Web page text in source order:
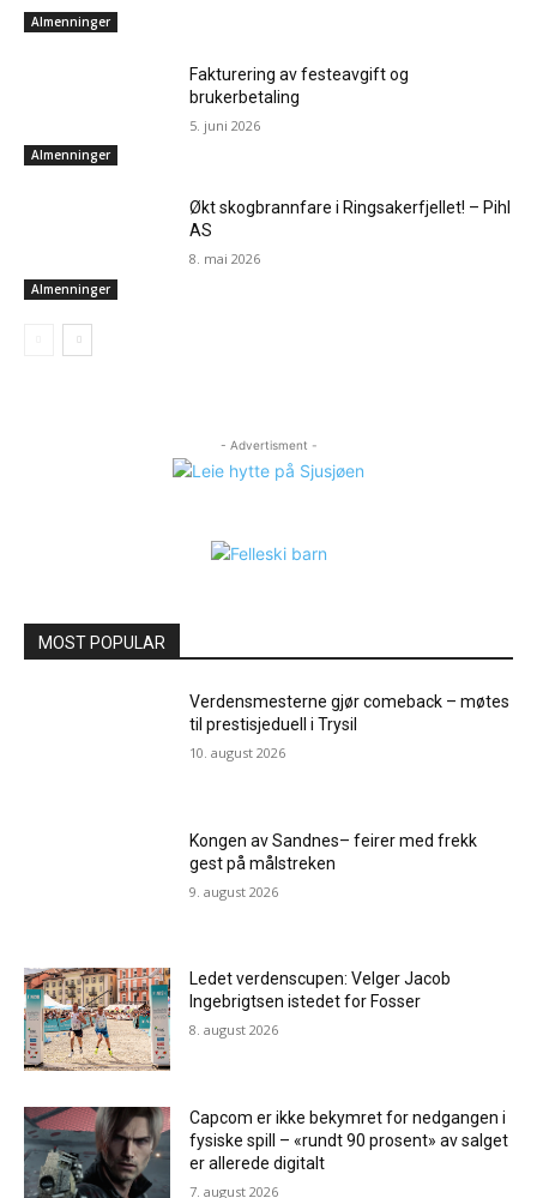
Almenninger
Almenninger
Fakturering av festeavgift og
brukerbetaling
5. juni 2026
Almenninger
Økt skogbrannfare i Ringsakerfjellet! – Pihl
AS
8. mai 2026
- Advertisment -
MOST POPULAR
Verdensmesterne gjør comeback – møtes
til prestisjeduell i Trysil
10. august 2026
Kongen av Sandnes– feirer med frekk
gest på målstreken
9. august 2026
Ledet verdenscupen: Velger Jacob
Ingebrigtsen istedet for Fosser
8. august 2026
Capcom er ikke bekymret for nedgangen i
fysiske spill – «rundt 90 prosent» av salget
er allerede digitalt
7. august 2026